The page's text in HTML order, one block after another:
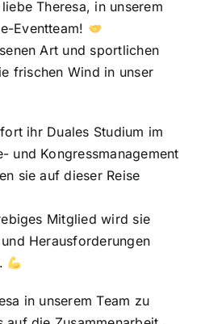
Theresa, in unserem
Eventteam!
Art und sportlichen
frischen Wind in unser
ihr Duales Studium im
und Kongressmanagement
sie auf dieser Reise
Mitglied wird sie
Herausforderungen
in unserem Team zu